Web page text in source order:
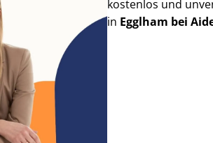
kostenlos und
in Egglham bei